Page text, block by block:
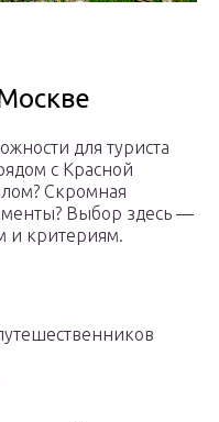
для туриста
с Красной
Скромная
Выбор здесь —
и критериям.